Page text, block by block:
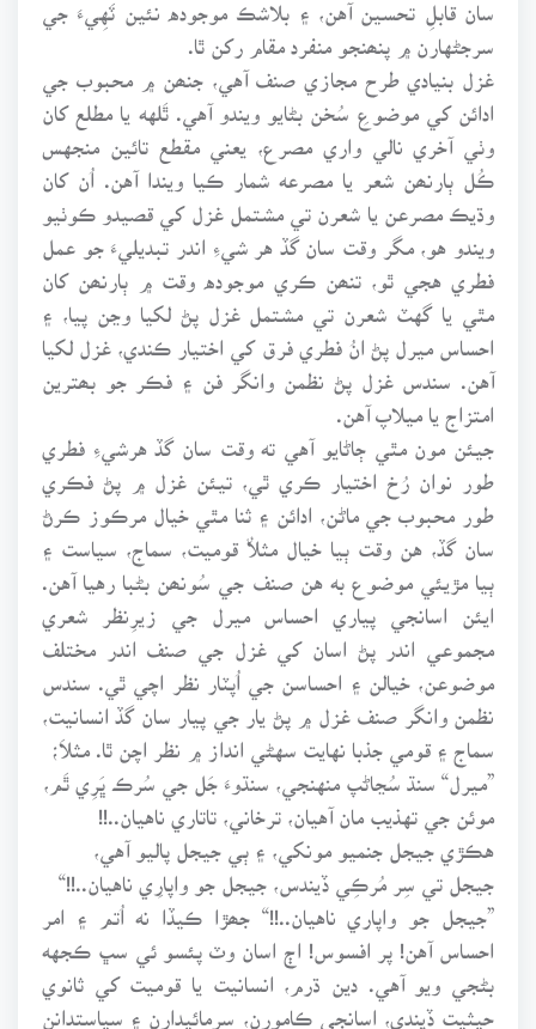
سان قابلِ تحسين آهن، ۽ بلاشڪ موجوده نئين ٽَهِيءَ جي
سرجڻهارن ۾ پنھنجو منفرد مقام رکن ٿا.
غزل بنيادي طرح مجازي صنف آهي، جنھن ۾ محبوب جي
ادائن کي موضوعِ سُخن بڻايو ويندو آهي. ٿَلهه يا مطلع کان
وٺي آخري نالي واري مصرع، يعني مقطع تائين منجهس
ڪُل ٻارنھن شعر يا مصرعه شمار ڪيا ويندا آهن. اُن کان
وڌيڪ مصرعن يا شعرن تي مشتمل غزل کي قصيدو ڪوٺيو
ويندو هو، مگر وقت سان گڏ هر شيءِ اندر تبديليءَ جو عمل
فطري هجي ٿو، تنھن ڪري موجوده وقت ۾ ٻارنھن کان
مٿي يا گهٽ شعرن تي مشتمل غزل پڻ لکيا وڃن پيا، ۽
احساس ميرل پڻ انُ فطري فرق کي اختيار ڪندي، غزل لکيا
آهن. سندس غزل پڻ نظمن وانگر فن ۽ فڪر جو بھترين
امتزاج يا ميلاپ آهن.
جيئن مون مٿي ڄاڻايو آهي ته وقت سان گڏ هرشيءِ فطري
طور نوان رُخ اختيار ڪري ٿي، تيئن غزل ۾ پڻ فڪري
طور محبوب جي ماڻن، ادائن ۽ ثنا مٿي خيال مرڪوز ڪرڻ
سان گڏ، هن وقت ٻيا خيال مثلاٌ قوميت، سماج، سياست ۽
ٻيا مڙيئي موضوع به هن صنف جي سُونھن بڻبا رهيا آهن.
ايئن اسانجي پياري احساس ميرل جي زيرِنظر شعري
مجموعي اندر پڻ اسان کي غزل جي صنف اندر مختلف
موضوعن، خيالن ۽ احساسن جي اُپٽار نظر اچي ٿي. سندس
نظمن وانگر صنف غزل ۾ پڻ يار جي پيار سان گڏ انسانيت،
سماج ۽ قومي جذبا نهايت سهڻي انداز ۾ نظر اچن ٿا. مثلاَ؛
”ميرل“ سنڌ سُڃاڻپ منهنجي، سنڌوءَ جَل جي سُرڪ ڀَرِي ٿَم،
موئن جي تهذيب مان آهيان، ترخاني، تاتاري ناهيان..!!
هڪڙي جيجل جنميو مونکي، ۽ ٻي جيجل پاليو آهي،
جيجل تي سِر مُرڪِي ڏيندس، جيجل جو واپارِي ناهيان..!!“
”جيجل جو واپاري ناهيان..!!“ جھڙا ڪيڏا نه اُتم ۽ امر
احساس آهن! پر افسوس! اڄ اسان وٽ پئسو ئي سڀ ڪجهه
بڻجي ويو آهي. دين ڌرم، انسانيت يا قوميت کي ثانوي
حيثيت ڏيندي، اسانجي ڪامورن، سرمائيدارن ۽ سياستدانن